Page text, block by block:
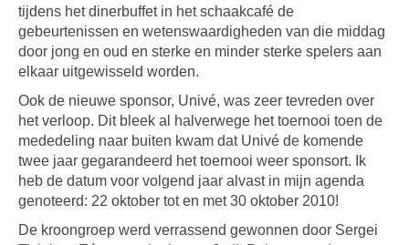
tijdens het dinerbuffet in het schaakcafé de
gebeurtenissen en wetenswaardigheden van die middag
door jong en oud en sterke en minder sterke spelers aan
elkaar uitgewisseld worden.
Ook de nieuwe sponsor, Univé, was zeer tevreden over
het verloop. Dit bleek al halverwege het toernooi toen de
mededeling naar buiten kwam dat Univé de komende
twee jaar gegarandeerd het toernooi weer sponsort. Ik
heb de datum voor volgend jaar alvast in mijn agenda
genoteerd: 22 oktober tot en met 30 oktober 2010!
De kroongroep werd verrassend gewonnen door Sergei